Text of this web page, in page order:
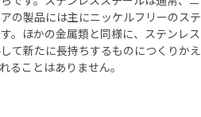
の製品には主にニッケルフリーのステ
。ほかの金属類と同様に、ステンレス
て新たに長持ちするものにつくりかえ
ることはありません。